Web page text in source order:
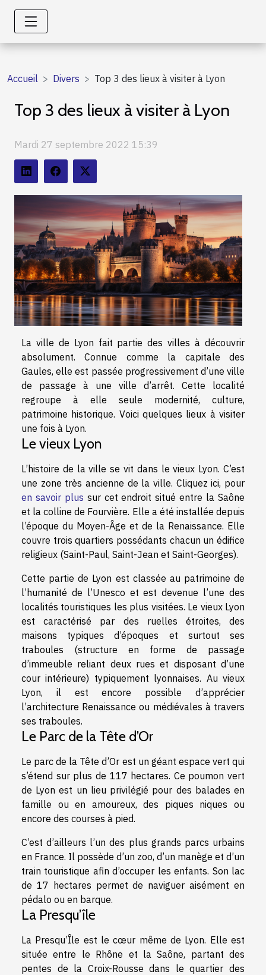
Accueil Divers Top 3 des lieux à visiter à Lyon
Top 3 des lieux à visiter à Lyon
Mardi 27 septembre 2022 15:39
La ville de Lyon fait partie des villes à découvrir
absolument. Connue comme la capitale des
Gaules, elle est passée progressivement d’une ville
de passage à une ville d’arrêt. Cette localité
regroupe à elle seule modernité, culture,
patrimoine historique. Voici quelques lieux à visiter
une fois à Lyon.
Le vieux Lyon
L’histoire de la ville se vit dans le vieux Lyon. C’est
une zone très ancienne de la ville. Cliquez ici, pour
en savoir plus sur cet endroit situé entre la Saône
et la colline de Fourvière. Elle a été installée depuis
l’époque du Moyen-Âge et de la Renaissance. Elle
couvre trois quartiers possédants chacun un édifice
religieux (Saint-Paul, Saint-Jean et Saint-Georges).
Cette partie de Lyon est classée au patrimoine de
l’humanité de l’Unesco et est devenue l’une des
localités touristiques les plus visitées. Le vieux Lyon
est caractérisé par des ruelles étroites, des
maisons typiques d’époques et surtout ses
traboules (structure en forme de passage
d’immeuble reliant deux rues et disposant d’une
cour intérieure) typiquement lyonnaises. Au vieux
Lyon, il est encore possible d’apprécier
l’architecture Renaissance ou médiévales à travers
ses traboules.
Le Parc de la Tête d’Or
Le parc de la Tête d’Or est un géant espace vert qui
s’étend sur plus de 117 hectares. Ce poumon vert
de Lyon est un lieu privilégié pour des balades en
famille ou en amoureux, des piques niques ou
encore des courses à pied.
C’est d’ailleurs l’un des plus grands parcs urbains
en France. Il possède d’un zoo, d’un manège et d’un
train touristique afin d’occuper les enfants. Son lac
de 17 hectares permet de naviguer aisément en
pédalo ou en barque.
La Presqu’île
La Presqu’Île est le cœur même de Lyon. Elle est
située entre le Rhône et la Saône, partant des
pentes de la Croix-Rousse dans le quartier des